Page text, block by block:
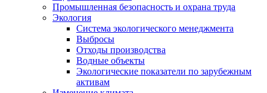
Промышленная безопасность и охрана труда
Экология
Система экологического менеджмента
Выбросы
Отходы производства
Водные объекты
Экологические показатели по зарубежным
активам